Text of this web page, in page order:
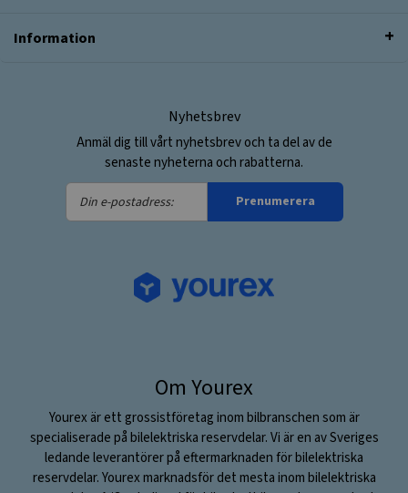
Information
Nyhetsbrev
Anmäl dig till vårt nyhetsbrev och ta del av de
senaste nyheterna och rabatterna.
Din
e-
Prenumerera
Om Yourex
Yourex är ett grossistföretag inom bilbranschen som är
specialiserade på bilelektriska reservdelar. Vi är en av Sveriges
ledande leverantörer på eftermarknaden för bilelektriska
reservdelar. Yourex marknadsför det mesta inom bilelektriska